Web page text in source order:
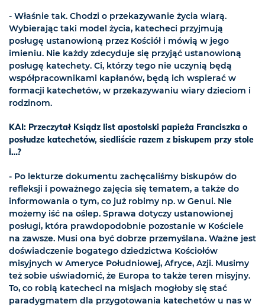
- Właśnie tak. Chodzi o przekazywanie życia wiarą.
Wybierając taki model życia, katecheci przyjmują
posługę ustanowioną przez Kościół i mówią w jego
imieniu. Nie każdy zdecyduje się przyjąć ustanowioną
posługę katechety. Ci, którzy tego nie uczynią będą
współpracownikami kapłanów, będą ich wspierać w
formacji katechetów, w przekazywaniu wiary dzieciom i
rodzinom.
KAI: Przeczytał Ksiądz list apostolski papieża Franciszka o
posłudze katechetów, siedliście razem z biskupem przy stole
i…?
- Po lekturze dokumentu zachęcaliśmy biskupów do
refleksji i poważnego zajęcia się tematem, a także do
informowania o tym, co już robimy np. w Genui. Nie
możemy iść na oślep. Sprawa dotyczy ustanowionej
posługi, która prawdopodobnie pozostanie w Kościele
na zawsze. Musi ona być dobrze przemyślana. Ważne jest
doświadczenie bogatego dziedzictwa Kościołów
misyjnych w Ameryce Południowej, Afryce, Azji. Musimy
też sobie uświadomić, że Europa to także teren misyjny.
To, co robią katecheci na misjach mogłoby się stać
paradygmatem dla przygotowania katechetów u nas w